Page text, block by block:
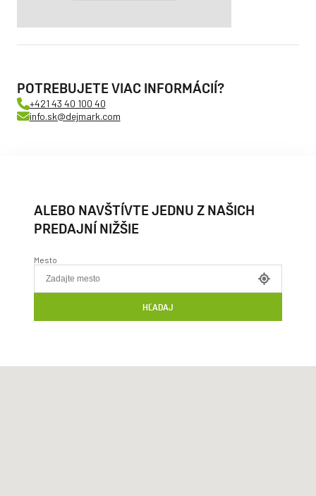
POTREBUJETE VIAC INFORMÁCIÍ?
+421 43 40 100 40
info.sk@dejmark.com
ALEBO NAVŠTÍVTE JEDNU Z NAŠICH
PREDAJNÍ NIŽŠIE
Mesto
HĽADAJ